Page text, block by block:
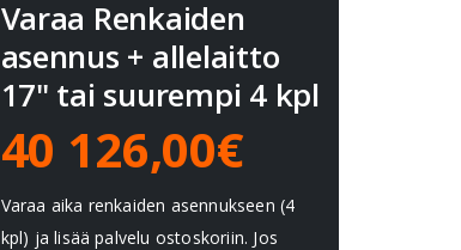
Varaa Renkaiden
asennus + allelaitto
17" tai suurempi 4 kpl
40 126,00€
Varaa aika renkaiden asennukseen (4
kpl) ja lisää palvelu ostoskoriin. Jos